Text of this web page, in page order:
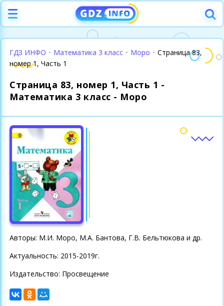
ГДЗ ИНФО • Математика 3 класс • Моро • Страница 83,
номер 1, Часть 1
Страница 83, номер 1, Часть 1 -
Математика 3 класс - Моро
Авторы: М.И. Моро, М.А. Бантова, Г.В. Бельтюкова и др.
Актуальность: 2015-2019г.
Издательство: Просвещение